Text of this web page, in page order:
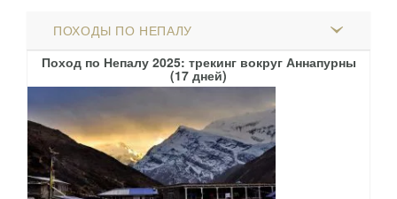
ПОХОДЫ ПО НЕПАЛУ
Поход по Непалу 2025: трекинг вокруг Аннапурны
(17 дней)